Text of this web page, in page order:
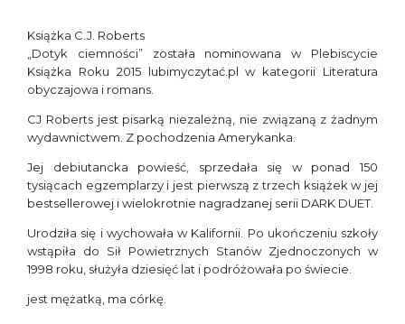
Książka C.J. Roberts
„Dotyk ciemności” została nominowana w Plebiscycie
Książka Roku 2015 lubimyczytać.pl w kategorii Literatura
obyczajowa i romans.
CJ Roberts jest pisarką niezależną, nie związaną z żadnym
wydawnictwem. Z pochodzenia Amerykanka.
Jej debiutancka powieść, sprzedała się w ponad 150
tysiącach egzemplarzy i jest pierwszą z trzech książek w jej
bestsellerowej i wielokrotnie nagradzanej serii DARK DUET.
Urodziła się i wychowała w Kalifornii. Po ukończeniu szkoły
wstąpiła do Sił Powietrznych Stanów Zjednoczonych w
1998 roku, służyła dziesięć lat i podróżowała po świecie.
jest mężatką, ma córkę.